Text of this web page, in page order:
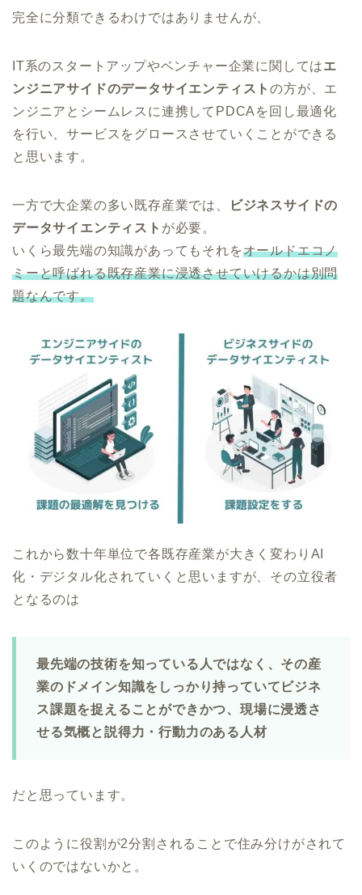
完全に分類できるわけではありませんが、
IT系のスタートアップやベンチャー企業に関してはエ
ンジニアサイドのデータサイエンティストの方が、エ
ンジニアとシームレスに連携してPDCAを回し最適化
を行い、サービスをグロースさせていくことができる
と思います。
一方で大企業の多い既存産業では、
ビジネスサイドの
データサイエンティスト が必要。
いくら最先端の知識があってもそれをオールドエコノ
ミーと呼ばれる既存産業に浸透させていけるかは別問
題なんです。
これから数十年単位で各既存産業が大きく変わりAI
化・デジタル化されていくと思いますが、その立役者
となるのは
最先端の技術を知っている人ではなく、その産
業のドメイン知識をしっかり持っていてビジネ
ス課題を捉えることができかつ、現場に浸透さ
せる気概と説得力・行動力のある人材
だと思っています。
このように役割が2分割されることで住み分けがされて
いくのではないかと。